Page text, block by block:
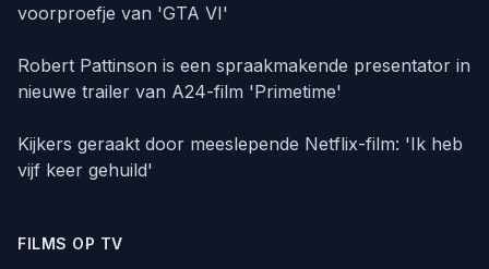
voorproefje van 'GTA VI'
Robert Pattinson is een spraakmakende presentator in
nieuwe trailer van A24-film 'Primetime'
Kijkers geraakt door meeslepende Netflix-film: 'Ik heb
vijf keer gehuild'
FILMS OP TV